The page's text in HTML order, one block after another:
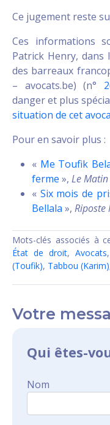
Ce jugement reste
Ces informations
Patrick Henry, dans
des barreaux
– avocats.be) (n°
danger et plus
situation de cet
Pour en savoir plus :
« Me Toufik
ferme », Le Matin
« Six mois de
Bellala »,
Mots-clés associés à
État de droit, Avocats,
(Toufik), Tabbou (Karim)
Votre
Qui êtes-
Nom